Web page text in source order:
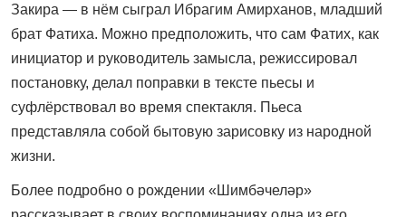
Закира — в нём сыграл Ибрагим Амирханов, младший
брат Фатиха. Можно предположить, что сам Фатих, как
инициатор и руководитель замысла, режиссировал
постановку, делал поправки в тексте пьесы и
суфлёрствовал во время спектакля. Пьеса
представляла собой бытовую зарисовку из народной
жизни.
Более подробно о рождении «Шимбәчеләр»